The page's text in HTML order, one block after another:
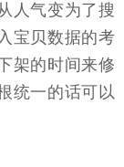
人气变为了搜
宝贝数据的考
架的时间来修
统一的话可以